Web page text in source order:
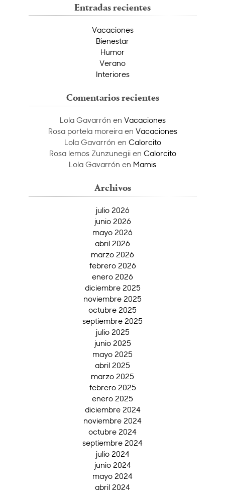
Entradas recientes
Vacaciones
Bienestar
Humor
Verano
Interiores
Comentarios recientes
Lola Gavarrón en Vacaciones
Rosa portela moreiraen Vacaciones
Lola Gavarrón en Calorcito
Rosa lemos Zunzunegiien Calorcito
Lola Gavarrón en Mamis
Archivos
julio 2026
junio 2026
mayo 2026
abril 2026
marzo 2026
febrero 2026
enero 2026
diciembre 2025
noviembre 2025
octubre 2025
septiembre 2025
julio 2025
junio 2025
mayo 2025
abril 2025
marzo 2025
febrero 2025
enero 2025
diciembre 2024
noviembre 2024
octubre 2024
septiembre 2024
julio 2024
junio 2024
mayo 2024
abril 2024